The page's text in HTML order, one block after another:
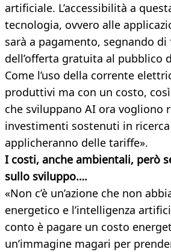
artificiale. L’accessibilità a
tecnologia, ovvero alle
sarà a pagamento, segnando
dell’offerta gratuita al pubblico
Come l’uso della corrente
produttivi ma con un costo,
che sviluppano AI ora vogliono
investimenti sostenuti in
applicheranno delle tariffe».
I costi, anche ambientali, però
sullo sviluppo….
«Non c’è un’azione che non
energetico e l’intelligenza
conto è pagare un costo
un’immagine magari per